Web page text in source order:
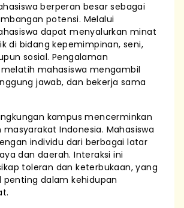
berperan besar sebagai
potensi. Melalui
dapat menyalurkan minat
di bidang kepemimpinan, seni,
sosial. Pengalaman
mahasiswa mengambil
jawab, dan bekerja sama
kampus mencerminkan
Indonesia. Mahasiswa
individu dari berbagai latar
dan daerah. Interaksi ini
toleran dan keterbukaan, yang
penting dalam kehidupan